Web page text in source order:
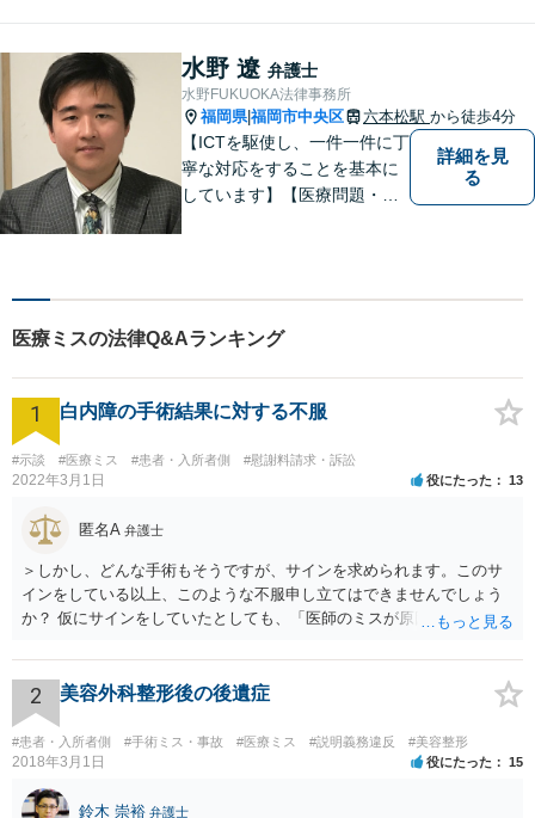
水野 遼 弁護士
水野FUKUOKA法律事務所
福岡県|福岡市中央区 六本松駅 から徒歩4分
【ICTを駆使し、一件一件に丁
寧な対応をすることを基本に
しています】【医療問題・交
応】【遠隔地からのご依頼・
ご相談歓迎】あなたのために
全力で事件と向き合います！
詳細を見
る
医療ミスの法律Q&Aランキング
1 白内障の手術結果に対する不服
#示談 #医療ミス #患者・入所者側 #慰謝料請求・訴訟
2022年3月1日 役にたった 13
匿名A 弁護士
＞しかし、どんな手術もそうですが、サインを求められます。このサ
インをしている以上、このような不服申し立てはできませんでしょう
か？ 仮にサインをしていたとしても、「医師のミスが原因で老眼がひ
眼が悪化することがあるにもかかわらず、全く説明されなかったよう
な場合」には、請求することは可能です。
2 美容外科整形後の後遺症
#患者・入所者側 #手術ミス・事故 #医療ミス #説明義務違反 #美容整形
2018年3月1日 役にたった 15
鈴木 崇裕 弁護士